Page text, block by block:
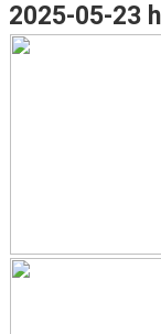
2025-05-23